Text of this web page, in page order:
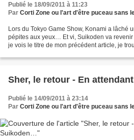
Publié le 18/09/2011 à 11:23
Par Corti Zone ou l'art d'être puceau sans
Lors du Tokyo Game Show, Konami a lâché
pépites aux yeux… Et vi, Suikoden va
je vois le titre de mon précédent article, je
Sher, le retour - En
Publié le 14/09/2011 à 23:14
Par Corti Zone ou l'art d'être puceau sans